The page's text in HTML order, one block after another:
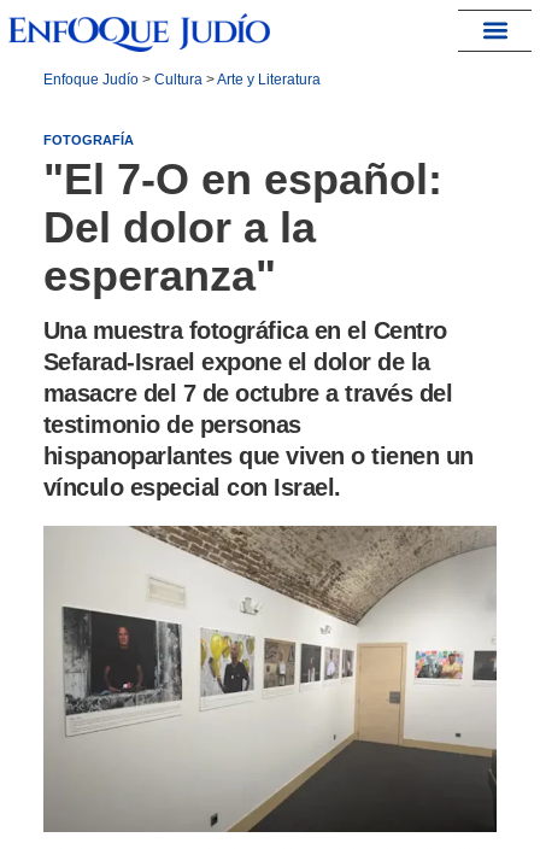
Enfoque Judío> Cultura>Arte y Literatura
FOTOGRAFÍA
"El 7-O en español:
Del dolor a la
esperanza"
Una muestra fotográfica en el Centro
Sefarad-Israel expone el dolor de la
masacre del 7 de octubre a través del
testimonio de personas
hispanoparlantes que viven o tienen un
vínculo especial con Israel.